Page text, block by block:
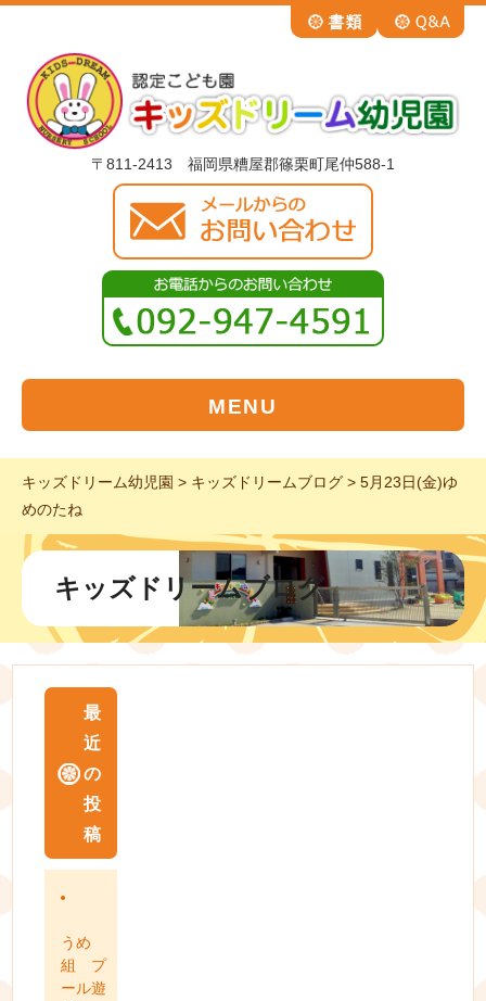
〒811-2413 福岡県糟屋郡篠栗町尾仲588-1
MENU
キッズドリーム幼児園 > キッズドリームブログ > 5月23日(金)ゆ
めのたね
キッズドリームブログ
最
近
の
投
稿
うめ
組 プ
ール遊